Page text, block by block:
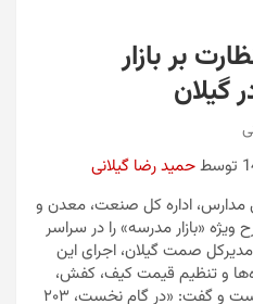
بر بازار
گیلان
حمید رضا گیلانی
مدارس، اداره کل صنعت، معدن و
ماه طرح ویژه «بازار مدرسه» را در سراسر
مدیرکل صمت گیلان، اجرای این
و تنظیم قیمت کیف، کفش،
پوشاک و نوشت‌افزار ضروری دانست و گفت: «در گام نخست، ۲۰۳